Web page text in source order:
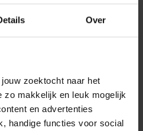
Over
zoektocht naar het
zo makkelijk en leuk mogelijk
en advertenties
handige functies voor social
AZE JUNIOR DINGHY
ARMBAND 15 CM AJ-